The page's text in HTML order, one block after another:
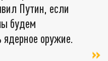
Путин, если
будем
оружие.